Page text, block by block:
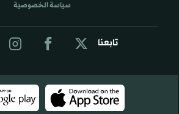
تابعنا
سياسة الخصوصية